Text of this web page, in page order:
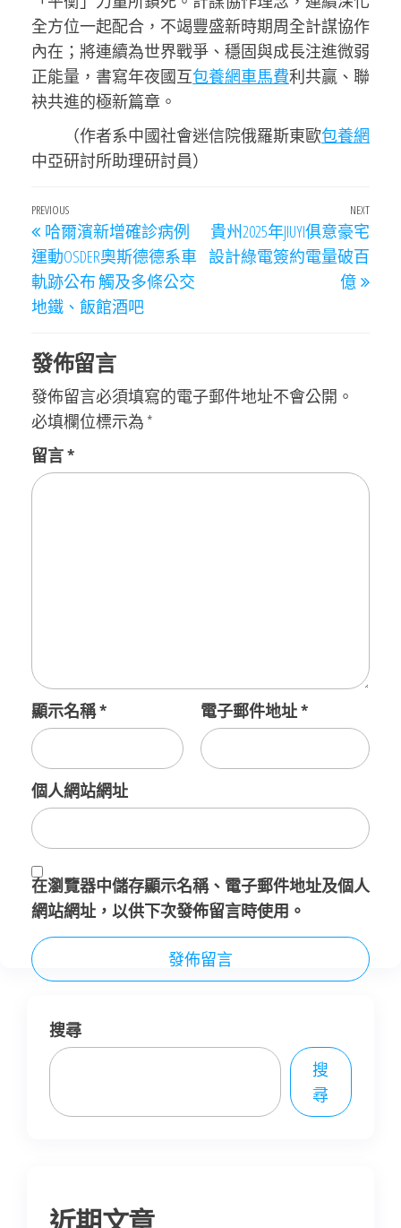
全方位一起配合，不竭豐盛新時期周全計謀協作
內在；將連續為世界戰爭、穩固與成長注進微弱
正能量，書寫年夜國互包養網車馬費利共贏、聯
袂共進的極新篇章。
（作者系中國社會迷信院俄羅斯東歐包養網
中亞研討所助理研討員）
文
章
導
覽
Previous
Post
PREVIOUS
哈爾濱新增確診病例
運動OSDER奧斯德德系車
軌跡公布 觸及多條公交
地鐵、飯館酒吧
Next
NEXT
貴州2025年JIUYI俱意豪宅
設計綠電簽約電量破百
億
發佈留言
發佈留言必須填寫的電子郵件地址不會公開。
必填欄位標示為 *
留言*
顯示名稱* 電子郵件地址*
個人網站網址
在瀏覽器中儲存顯示名稱、電子郵件地址及個人
網站網址，以供下次發佈留言時使用。
搜尋
搜
尋